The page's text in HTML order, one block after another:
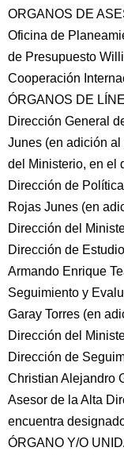
ORGANOS DE
Oficina de
de Presupuesto
Cooperación
ÓRGANOS DE
Dirección General
Junes (en adición
del Ministerio, en el
Dirección de
Rojas Junes (en
Dirección del
Dirección de
Armando Enrique
Seguimiento y
Garay Torres (en
Dirección del
Dirección de
Christian Alejandro
Asesor de la Alta
encuentra
ÓRGANO Y/O